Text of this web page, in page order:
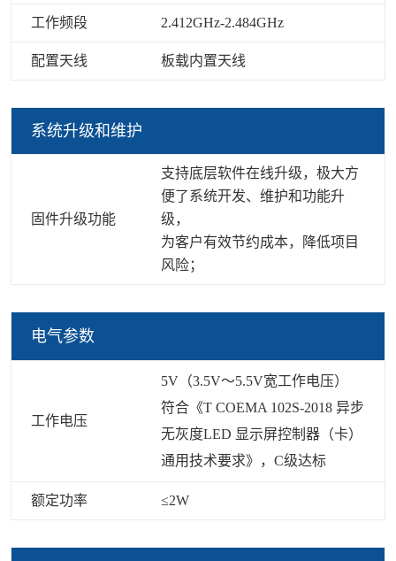
工作频段 2.412GHz-2.484GHz
配置天线 板载内置天线
系统升级和维护
固件升级功能
支持底层软件在线升级，极大方
便了系统开发、维护和功能升
级，
为客户有效节约成本，降低项目
风险；
电气参数
工作电压
5V（3.5V～5.5V宽工作电压）
符合《T COEMA 102S-2018 异步
无灰度LED 显示屏控制器（卡）
通用技术要求》，C级达标
额定功率 ≤2W